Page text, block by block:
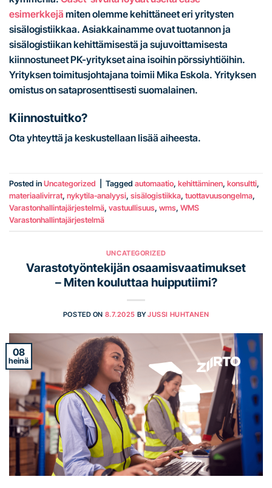
esimerkkejä miten olemme kehittäneet eri yritysten
sisälogistiikkaa. Asiakkainamme ovat tuotannon ja
sisälogistiikan kehittämisestä ja sujuvoittamisesta
kiinnostuneet PK-yritykset aina isoihin pörssiyhtiöihin.
Yrityksen toimitusjohtajana toimii Mika Eskola. Yrityksen
omistus on sataprosenttisesti suomalainen.
Kiinnostuitko?
Ota yhteyttä ja keskustellaan lisää aiheesta.
Posted in Uncategorized Tagged automaatio, kehittäminen, konsultti,
materiaalivirrat, nykytila-analyysi, sisälogistiikka, tuottavuusongelma,
Varastonhallintajärjestelmä, vastuullisuus, wms, WMS
Varastonhallintajärjestelmä
UNCATEGORIZED
Varastotyöntekijän osaamisvaatimukset
– Miten kouluttaa huipputiimi?
POSTED ON 8.7.2025 BYJUSSI HUHTANEN
08
heinä